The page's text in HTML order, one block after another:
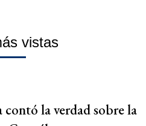
vistas
la verdad sobre la